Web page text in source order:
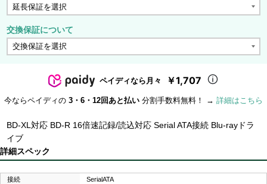
交換保証について
ペイディなら月々 ￥1,707
今ならペイディの 3・6・12回あと払い 分割手数料無料！ → 詳細はこちら
BD-XL対応 BD-R 16倍速記録/読込対応 Serial ATA接続 Blu-rayドラ
イブ
詳細スペック
接続
SerialATA